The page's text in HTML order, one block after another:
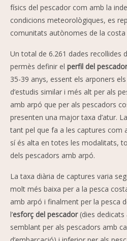
físics del pescador com amb la
condicions meteorològiques, es
comunitats autònomes de la costa
Un total de 6.261 dades recollides
permès definir el perfil del
35-39 anys, essent els arponers
d’estudis similar i més alt per als
amb arpó que per als pescadors
presenten una major taxa d’atur.
tant pel que fa a les captures com
sí és alta en totes les modalitats,
dels pescadors amb arpó.
La taxa diària de captures varia
molt més baixa per a la pesca
amb arpó i finalment per la pesca
l’esforç del pescador(dies dedicats
semblant per als pescadors amb